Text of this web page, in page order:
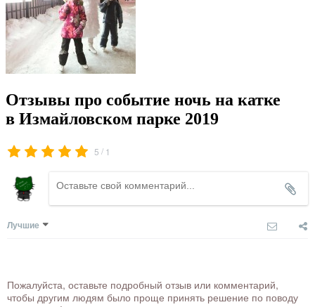
Отзывы про событие ночь на катке
в Измайловском парке 2019
5 / 1
Лучшие
Пожалуйста, оставьте подробный отзыв или комментарий,
чтобы другим людям было проще принять решение по поводу